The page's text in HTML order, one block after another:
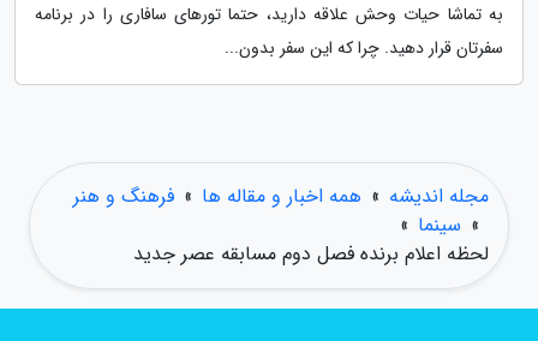
به تماشا حیات وحش علاقه دارید، حتما تورهای سافاری را در برنامه
سفرتان قرار دهید. چرا که این سفر بدون...
مجله اندیشه » همه اخبار و مقاله ها » فرهنگ و هنر
» سینما »
لحظه اعلام برنده فصل دوم مسابقه عصر جدید